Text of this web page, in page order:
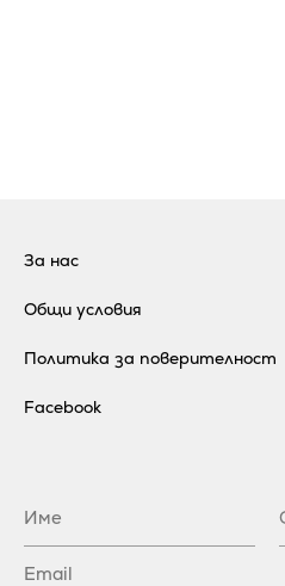
За нас
Общи условия
Политика за поверителност
Facebook